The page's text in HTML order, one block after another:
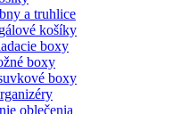
a truhlice
košíky
boxy
boxy
boxy
oblečenia